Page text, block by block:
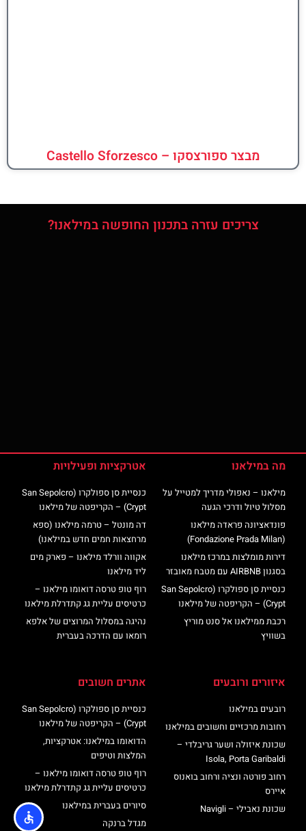
מבצר ספורצסקו – Castello Sforzesco
צריכים עזרה בתכנון החופשה במילאנו?
מה במילאנו
מילאנו – נאפולי מדריך למטייל על
מסלול טיול ודרכי הגעה
פונדאציונה פראדה מילאנו
(Fondazione Prada Milan)
דירות מומלצות במרכז מילאנו
בסגנון AIRBNB עם מטבח מאובזר
כנסיית סן ספולקרו (San Sepolcro
Crypt) – הקריפטה של מילאנו
רכבת ממילאנו אל סנט מוריץ
בשוויץ
אטרקציות ופעילויות
כנסיית סן ספולקרו (San Sepolcro
Crypt) – הקריפטה של מילאנו
דה מונטל – טרמה מילאנו (ספא
מרחצאות חמים חדש במילאנו)
אקווה וורלד מילאנו – פארק מים
ליד מילאנו
רוף טופ טרסה דואומו מילאנו –
כרטיסים עליית גג קתדרלת מילאנו
נהיגה במסלול המרוצים של אלפא
רומאו עם הדרכה בעברית
איזורים ורובעים
רובעים במילאנו
רחובות מרכזיים וחשובים במילאנו
שכונת איזולה ושער גריבלדי –
Isola, Porta Garibaldi
רחוב פורטה ונציה ורחוב בואנוס
איירס
שכונת נאבילי – Navigli
אתרים חשובים
כנסיית סן ספולקרו (San Sepolcro
Crypt) – הקריפטה של מילאנו
הדואומו במילאנו: אטרקציות,
המלצות וטיפים
רוף טופ טרסה דואומו מילאנו –
כרטיסים עליית גג קתדרלת מילאנו
סיורים בעברית במילאנו
מגדל ברנקה